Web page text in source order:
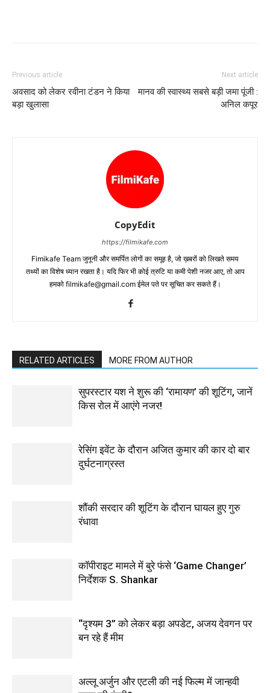
Previous article
अवसाद को लेकर रवीना टंडन ने किया
बड़ा खुलासा
Next article
मानव की स्वास्थ्य सबसे बड़ी जमा पूंजी :
अनिल कपूर
CopyEdit
https://filmikafe.com
Fimikafe Team जुनूनी और समर्पित लोगों का समूह है, जो ख़बरों को लिखते समय
तथ्‍यों का विशेष ध्‍यान रखता है। यदि फिर भी कोई त्रुटि या कमी पेशी नजर आए, तो आप
हमको filmikafe@gmail.com ईमेल पते पर सूचित कर सकते हैं।
RELATED ARTICLES MORE FROM AUTHOR
सुपरस्टार यश ने शुरू की ‘रामायण’ की शूटिंग, जानें
किस रोल में आएंगे नजर!
रेसिंग इवेंट के दौरान अजित कुमार की कार दो बार
दुर्घटनाग्रस्त
शौंकी सरदार की शूटिंग के दौरान घायल हुए गुरु
रंधावा
कॉपीराइट मामले में बुरे फंसे ‘Game Changer’
निर्देशक S. Shankar
“दृश्यम 3” को लेकर बड़ा अपडेट, अजय देवगन पर
बन रहे हैं मीम
अल्लू अर्जुन और एटली की नई फिल्म में जान्हवी